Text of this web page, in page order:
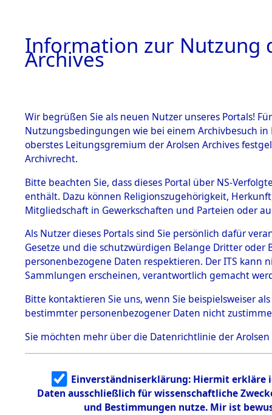
BESTÄNDE
1.
mente
5. Verschiedenes
5.3
Todesmärsche
5.3.1 Alliierte
Erhebungen
zu
Todesmärsch
en
5.3.2
Identifizierun
g
5.3.3
Todesmärsch
und
0073
Information zur Nutzung
Archives
Wir begrüßen Sie als neuen Nutzer unseres Portals!
Nutzungsbedingungen wie bei einem Archivbesuch
oberstes Leitungsgremium der Arolsen Archives
Archivrecht.
Bitte beachten Sie, dass dieses Portal über NS-
enthält. Dazu können Religionszugehörigkeit,
Mitgliedschaft in Gewerkschaften und Parteien oder
Als Nutzer dieses Portals sind Sie persönlich dafür
Gesetze und die schutzwürdigen Belange Dritter
personenbezogene Daten respektieren. Der ITS
Sammlungen erscheinen, verantwortlich gemacht
Bitte kontaktieren Sie uns, wenn Sie beispielsweiser
bestimmter personenbezogener Daten nicht
Sie möchten mehr über die Datenrichtlinie der Arolsen
Einverständniserklärung: Hiermit erkläre
Daten ausschließlich für wissenschaftliche
und Bestimmungen nutze. Mir ist